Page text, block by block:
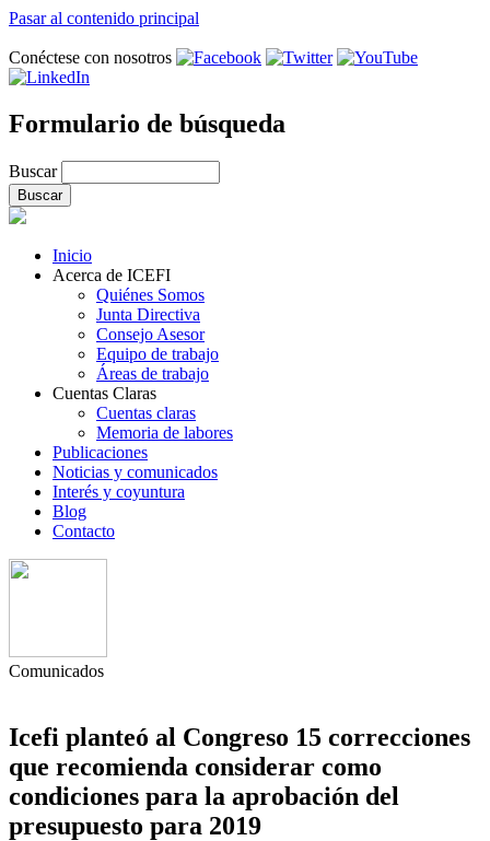
Pasar al contenido principal
Conéctese con nosotros
Formulario de búsqueda
Buscar
Inicio
Acerca de ICEFI
Quiénes Somos
Junta Directiva
Consejo Asesor
Equipo de trabajo
Áreas de trabajo
Cuentas Claras
Cuentas claras
Memoria de labores
Publicaciones
Noticias y comunicados
Interés y coyuntura
Blog
Contacto
Comunicados
Icefi planteó al Congreso 15 correcciones
que recomienda considerar como
condiciones para la aprobación del
presupuesto para 2019